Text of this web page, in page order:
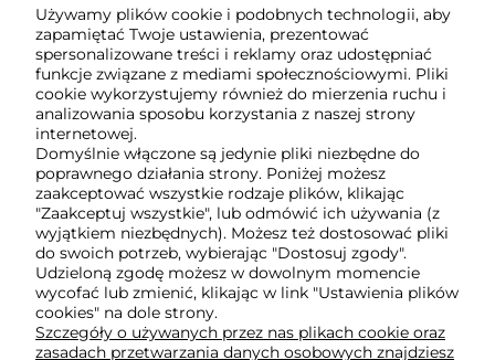
techberg@techberg.pl
ul. Święty Marcin 29/8
61-806 Poznań
O nas
Obsługa klienta
Pomoc
Używamy plików cookie i podobnych technologii, aby
zapamiętać Twoje ustawienia, prezentować
spersonalizowane treści i reklamy oraz udostępniać
funkcje związane z mediami społecznościowymi. Pliki
cookie wykorzystujemy również do mierzenia ruchu i
analizowania sposobu korzystania z naszej strony
internetowej.
Domyślnie włączone są jedynie pliki niezbędne do
poprawnego działania strony. Poniżej możesz
zaakceptować wszystkie rodzaje plików, klikając
"Zaakceptuj wszystkie", lub odmówić ich używania (z
wyjątkiem niezbędnych). Możesz też dostosować pliki
do swoich potrzeb, wybierając "Dostosuj zgody".
Udzieloną zgodę możesz w dowolnym momencie
wycofać lub zmienić, klikając w link "Ustawienia plików
cookies" na dole strony.
Szczegóły o używanych przez nas plikach cookie oraz
zasadach przetwarzania danych osobowych znajdziesz